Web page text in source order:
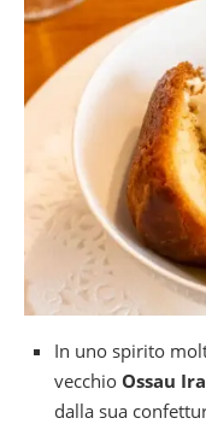
In uno spirito
vecchio Ossau
dalla sua